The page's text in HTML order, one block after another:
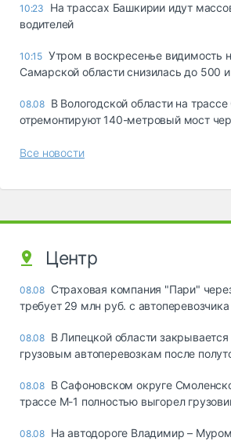
10:23
На трассах Башкирии идут
водителей
10:15 Утром в воскресенье видимость
Самарской области снизилась до 500
08.08 В Вологодской области на
отремонтируют 140-метровый мост
Все новости
Центр
08.08 Страховая компания "Пари"
требует 29 млн руб. с
08.08 В Липецкой области
грузовым автоперевозкам после
08.08 В Сафоновском округе
трассе М-1 полностью выгорел
08.08 На автодороге Владимир –